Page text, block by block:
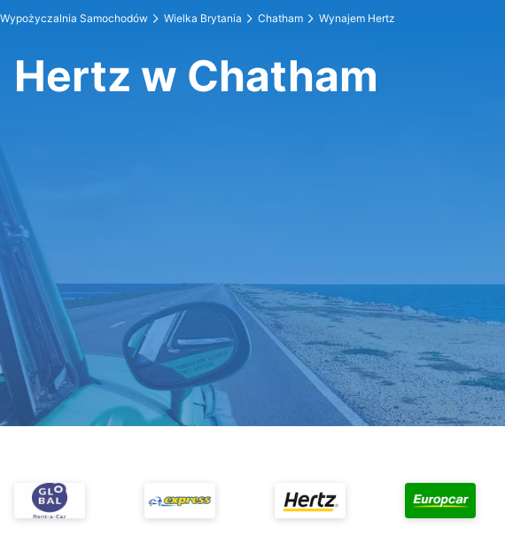
Wypożyczalnia Samochodów Wielka Brytania Chatham Wynajem Hertz
Hertz w Chatham